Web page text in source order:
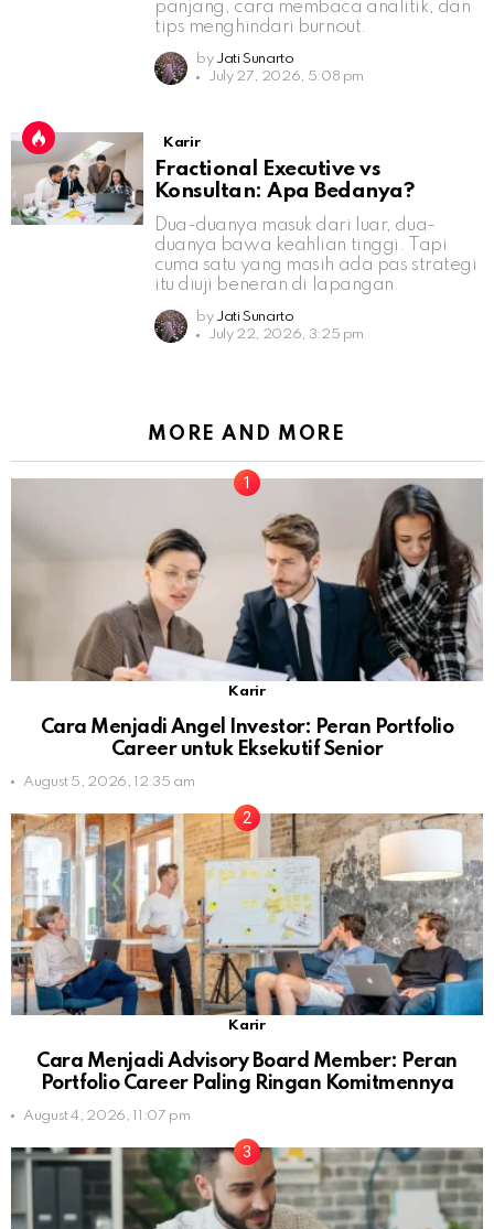
panjang, cara membaca analitik, dan
tips menghindari burnout.
by Jati Sunarto
July 27, 2026, 5:08 pm
Karir
Fractional Executive vs
Konsultan: Apa Bedanya?
Dua-duanya masuk dari luar, dua-
duanya bawa keahlian tinggi. Tapi
cuma satu yang masih ada pas strategi
itu diuji beneran di lapangan.
by Jati Sunarto
July 22, 2026, 3:25 pm
MORE AND MORE
Karir
Cara Menjadi Angel Investor: Peran Portfolio
Career untuk Eksekutif Senior
August 5, 2026, 12:35 am
Karir
Cara Menjadi Advisory Board Member: Peran
Portfolio Career Paling Ringan Komitmennya
August 4, 2026, 11:07 pm